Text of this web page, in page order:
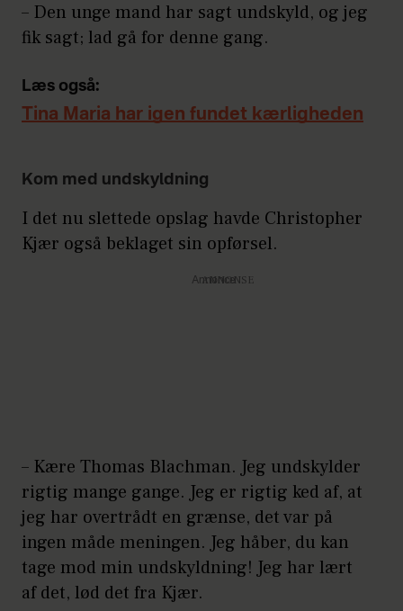
– Den unge mand har sagt undskyld, og jeg
fik sagt; lad gå for denne gang.
Læs også:
Tina Maria har igen fundet kærligheden
Kom med undskyldning
I det nu slettede opslag havde Christopher
Kjær også beklaget sin opførsel.
Annonce
– Kære Thomas Blachman. Jeg undskylder
rigtig mange gange. Jeg er rigtig ked af, at
jeg har overtrådt en grænse, det var på
ingen måde meningen. Jeg håber, du kan
tage mod min undskyldning! Jeg har lært
af det, lød det fra Kjær.